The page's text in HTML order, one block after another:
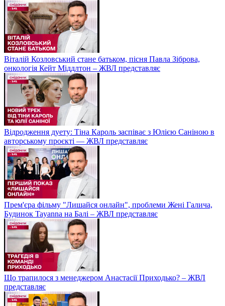
Віталій Козловський стане батьком, пісня Павла Зіброва,
онкологія Кейт Міддлтон – ЖВЛ представляє
Відродження дуету: Тіна Кароль заспіває з Юлією Саніною в
авторському проєкті — ЖВЛ представляє
Прем'єра фільму "Лишайся онлайн", проблеми Жені Галича,
Будинок Tayanna на Балі – ЖВЛ представляє
Що трапилося з менеджером Анастасії Приходько? – ЖВЛ
представляє